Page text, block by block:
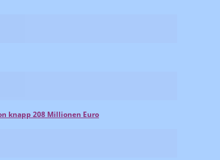
knapp 208 Millionen Euro